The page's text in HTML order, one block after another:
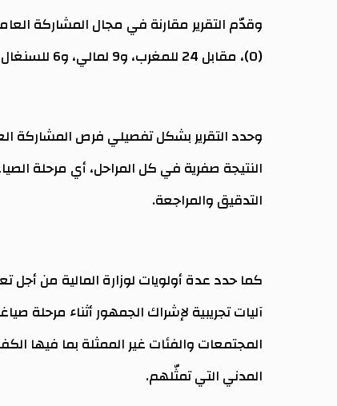
وقدّم التقرير مقارنة في مجال المشاركة
(0)، مقابل 24 للمغرب، و9 لمالي، و6 للسنغال، و6 لتونس، و4 لليبيا.
وحدد التقرير بشكل تفصيلي فرص المشاركة
النتيجة صفرية في كل المراحل، أي مرحلة
التدقيق والمراجعة.
كما حدد عدة أولويات لوزارة المالية من أجل
آليات تجريبية لإشراك الجمهور أثناء مرحلة
المجتمعات والفئات غير الممثلة بما فيها
المدني التي تمثّلهم.